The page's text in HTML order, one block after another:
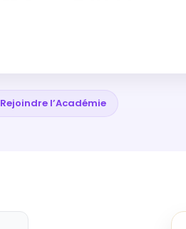
Rejoindre l’Académie